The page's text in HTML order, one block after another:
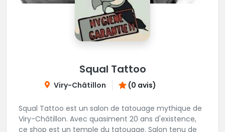
Squal Tattoo
Viry-Châtillon (0 avis)
Squal Tattoo est un salon de tatouage mythique de
Viry-Châtillon. Avec quasiment 20 ans d'existence,
ce shop est un temple du tatouage. Salon tenu de